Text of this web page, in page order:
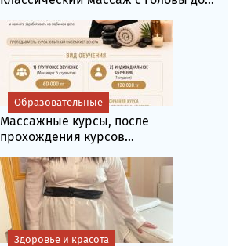
Массажные курсы, после
прохождения курсов...
Образовательные
Здоровье и красота